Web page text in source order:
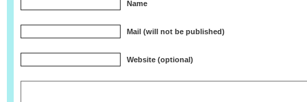
Name
Mail (will not be published)
Website (optional)